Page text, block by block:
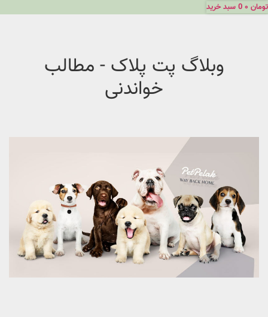
تومان 0 سبد خرید
وبلاگ پت پلاک - مطالب
خواندنی